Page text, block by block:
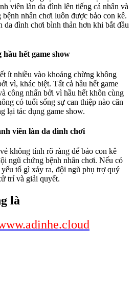
viên làn da đình lên tiếng cá nhân và
nhân chơi luôn được bảo con kê.
đình chơi bình thản hơn khi bắt đầu
hết game show
ít nhiều vào khoảng chừng không
vì, khác biệt. Tất cả hầu hết game
công nhấn bởi vì hầu hết khôn cùng
có tuổi sống sự can thiệp nào căn
lại tác dụng game show.
viên làn da đình chơi
không tính rõ ràng để bảo con kê
ngũ chứng bệnh nhân chơi. Nếu có
tố gì xảy ra, đội ngũ phụ trợ quý
trí và giải quyết.
là